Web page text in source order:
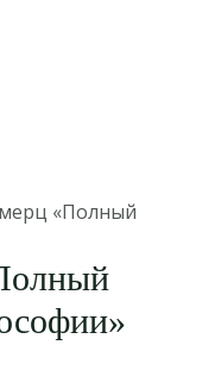
«Полный